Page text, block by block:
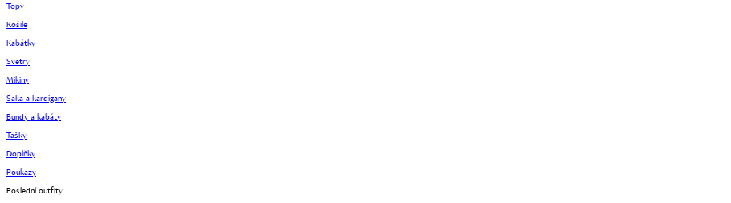
Topy
Košile
Kabátky
Svetry
Mikiny
Saka a kardigany
Bundy a kabáty
Tašky
Doplňky
Poukazy
Poslední outfity